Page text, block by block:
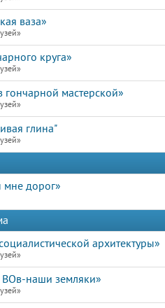
ваза»
круга»
гончарной мастерской»
глина"
мне дорог»
архитектуры»
ВОв-наши земляки»